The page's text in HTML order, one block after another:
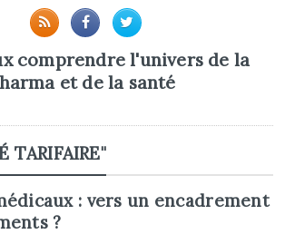
comprendre l'univers de la
et de la santé
TARIFAIRE"
: vers un encadrement
?